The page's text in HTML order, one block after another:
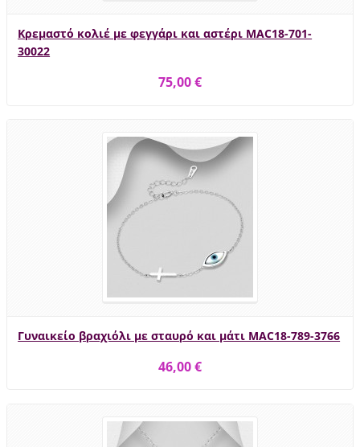
Κρεμαστό κολιέ με φεγγάρι και αστέρι MAC18-701-
30022
75,00 €
Γυναικείο βραχιόλι με σταυρό και μάτι MAC18-789-3766
46,00 €